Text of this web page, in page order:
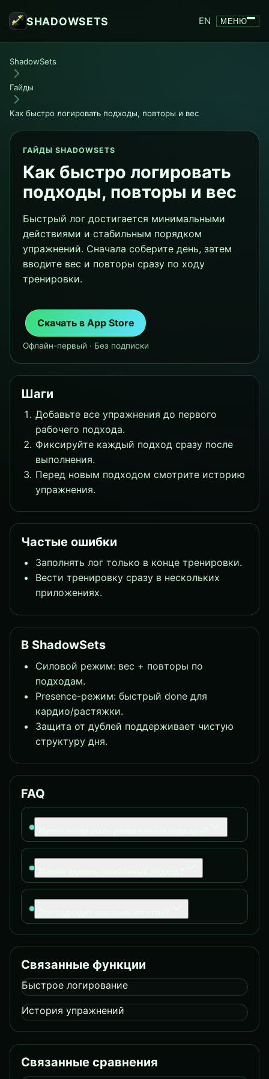
SHADOWSETS EN МЕНЮ
ShadowSets
Гайды
Как быстро логировать подходы, повторы и вес
ГАЙДЫ SHADOWSETS
Как быстро логировать
подходы, повторы и вес
Быстрый лог достигается минимальными
действиями и стабильным порядком
упражнений. Сначала соберите день, затем
вводите вес и повторы сразу по ходу
тренировки.
Скачать в App Store
Офлайн-первый · Без подписки
Шаги
Добавьте все упражнения до первого
рабочего подхода.
Фиксируйте каждый подход сразу после
выполнения.
Перед новым подходом смотрите историю
упражнения.
Частые ошибки
Заполнять лог только в конце тренировки.
Вести тренировку сразу в нескольких
приложениях.
В ShadowSets
Силовой режим: вес + повторы по
подходам.
Presence-режим: быстрый done для
кардио/растяжки.
Защита от дублей поддерживает чистую
структуру дня.
FAQ
Связанные функции
Быстрое логирование
История упражнений
Связанные сравнения